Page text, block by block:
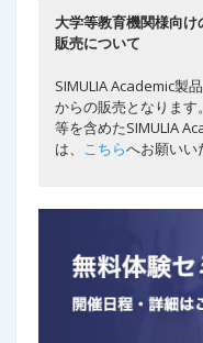
大学等教育機関様向
販売について
SIMULIA Academic製
からの販売となりま
等を含めたSIMULIA
は、 こちらへお願いい